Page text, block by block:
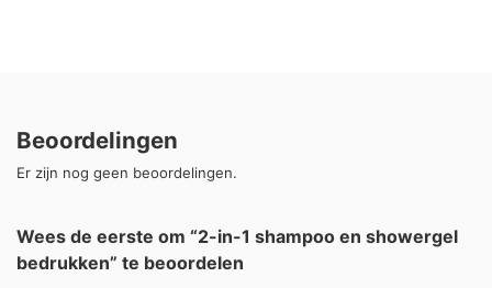
Beoordelingen
Er zijn nog geen beoordelingen.
Wees de eerste om “2-in-1 shampoo en showergel
bedrukken” te beoordelen